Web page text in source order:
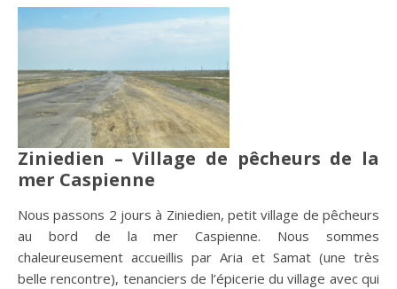
Ziniedien – Village de pêcheurs de la
mer Caspienne
Nous passons 2 jours à Ziniedien, petit village de pêcheurs
au bord de la mer Caspienne. Nous sommes
chaleureusement accueillis par Aria et Samat (une très
belle rencontre), tenanciers de l’épicerie du village avec qui